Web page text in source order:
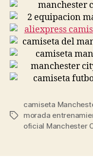
Etiquetas
camiseta
morada
oficial Manchester